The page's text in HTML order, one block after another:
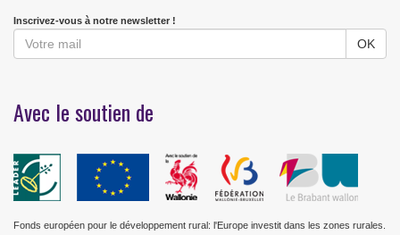
Inscrivez-vous à notre newsletter !
Avec le soutien de
Fonds européen pour le développement rural: l'Europe investit dans les zones rurales.